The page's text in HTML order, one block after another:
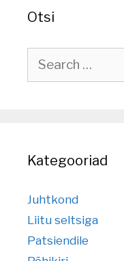
Otsi
for:
Kategooriad
Juhtkond
Liitu seltsiga
Patsiendile